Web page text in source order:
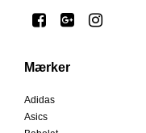
Mærker
Adidas
Asics